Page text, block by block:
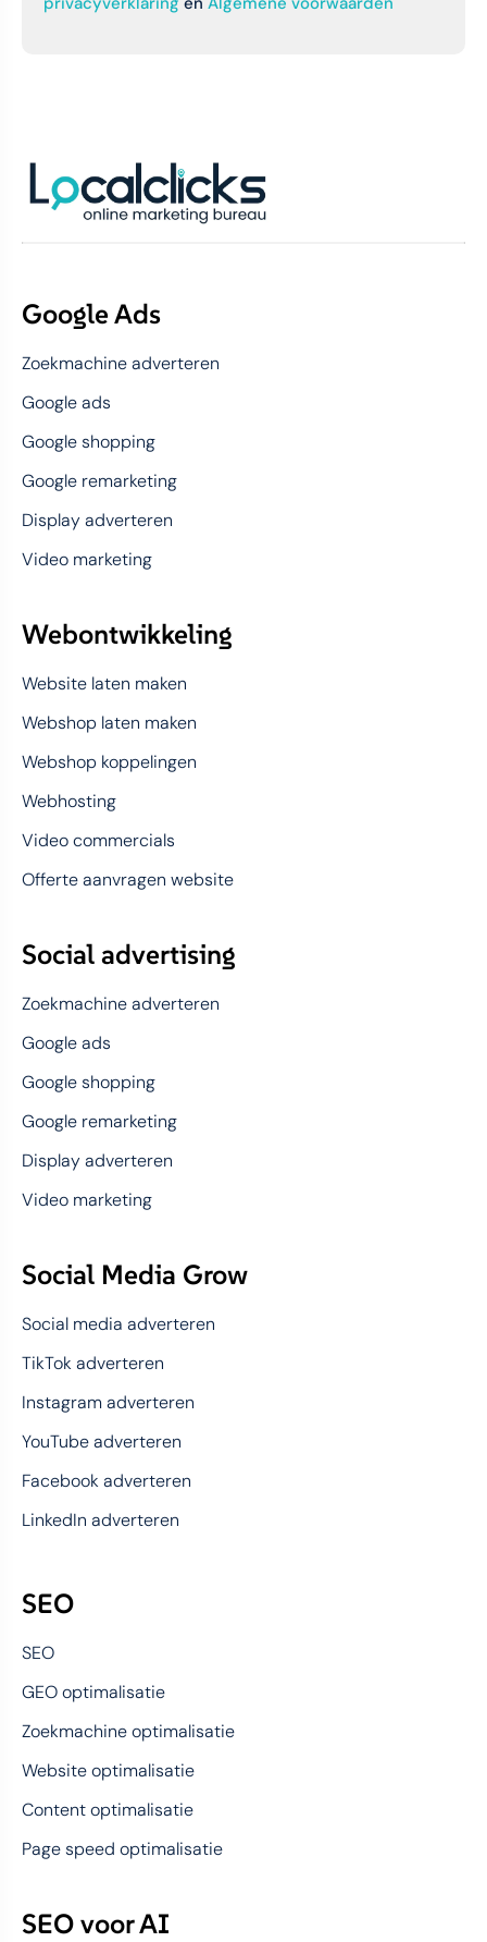
Google Ads
Zoekmachine adverteren
Google ads
Google shopping
Google remarketing
Display adverteren
Video marketing
Webontwikkeling
Website laten maken
Webshop laten maken
Webshop koppelingen
Webhosting
Video commercials
Offerte aanvragen website
Social advertising
Zoekmachine adverteren
Google ads
Google shopping
Google remarketing
Display adverteren
Video marketing
Social Media Grow
Social media adverteren
TikTok adverteren
Instagram adverteren
YouTube adverteren
Facebook adverteren
LinkedIn adverteren
SEO
SEO
GEO optimalisatie
Zoekmachine optimalisatie
Website optimalisatie
Content optimalisatie
Page speed optimalisatie
SEO voor AI